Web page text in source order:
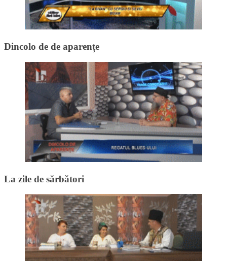
Dincolo de de aparențe
La zile de sărbători